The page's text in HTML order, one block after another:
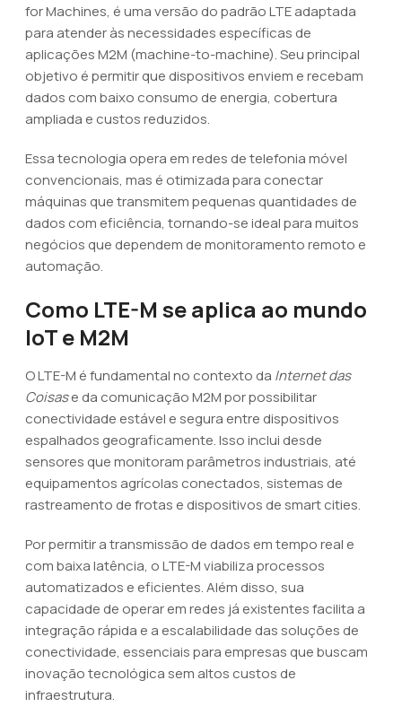
for Machines, é uma versão do padrão LTE adaptada
para atender às necessidades específicas de
aplicações M2M (machine-to-machine). Seu principal
objetivo é permitir que dispositivos enviem e recebam
dados com baixo consumo de energia, cobertura
ampliada e custos reduzidos.
Essa tecnologia opera em redes de telefonia móvel
convencionais, mas é otimizada para conectar
máquinas que transmitem pequenas quantidades de
dados com eficiência, tornando-se ideal para muitos
negócios que dependem de monitoramento remoto e
automação.
Como LTE-M se aplica ao mundo
IoT e M2M
O LTE-M é fundamental no contexto da Internet das
Coisase da comunicação M2M por possibilitar
conectividade estável e segura entre dispositivos
espalhados geograficamente. Isso inclui desde
sensores que monitoram parâmetros industriais, até
equipamentos agrícolas conectados, sistemas de
rastreamento de frotas e dispositivos de smart cities.
Por permitir a transmissão de dados em tempo real e
com baixa latência, o LTE-M viabiliza processos
automatizados e eficientes. Além disso, sua
capacidade de operar em redes já existentes facilita a
integração rápida e a escalabilidade das soluções de
conectividade, essenciais para empresas que buscam
inovação tecnológica sem altos custos de
infraestrutura.